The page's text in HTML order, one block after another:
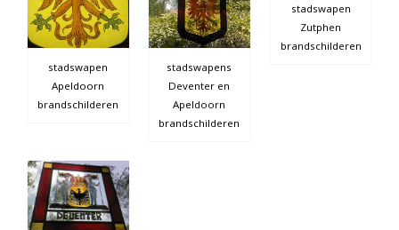
stadswapen
Apeldoorn
brandschilderen
stadswapens
Deventer en
Apeldoorn
brandschilderen
stadswapen
Zutphen
brandschilderen